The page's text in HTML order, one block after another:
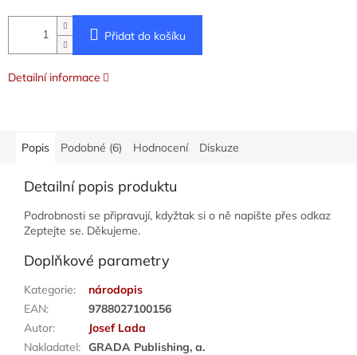
Přidat do košíku
Detailní informace
Popis Podobné (6) Hodnocení Diskuze
Detailní popis produktu
Podrobnosti se připravují, kdyžtak si o ně napište přes odkaz
Zeptejte se. Děkujeme.
Doplňkové parametry
Kategorie:
národopis
EAN:
9788027100156
Autor:
Josef Lada
Nakladatel: GRADA Publishing, a.